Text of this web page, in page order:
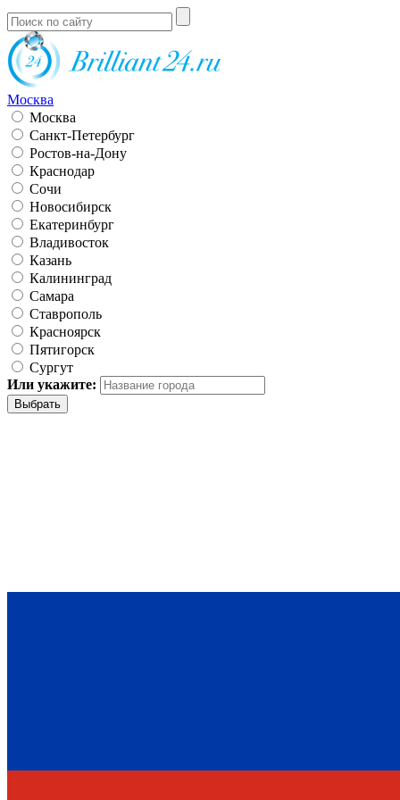
Москва
Москва
Санкт-Петербург
Ростов-на-Дону
Краснодар
Сочи
Новосибирск
Екатеринбург
Владивосток
Казань
Калининград
Самара
Ставрополь
Красноярск
Пятигорск
Сургут
Или укажите: